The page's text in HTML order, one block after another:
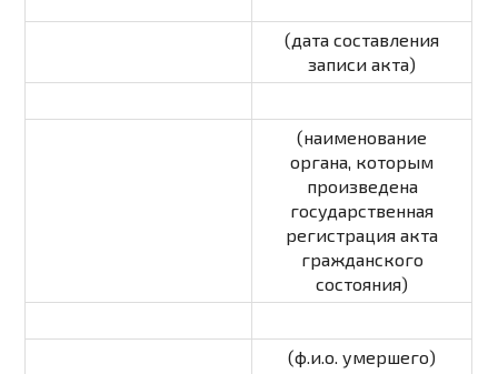
(дата составления
записи акта)
(наименование
органа, которым
произведена
государственная
регистрация акта
гражданского
состояния)
(ф.и.о. умершего)